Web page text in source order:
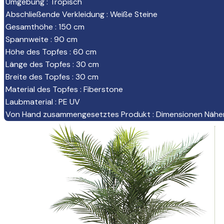
Abschließende Verkleidung: Weiße Steine
Gesamthöhe : 150 cm
Spannweite : 90 cm
Höhe des Topfes : 60 cm
Länge des Topfes : 30 cm
Breite des Topfes : 30 cm
Material des Topfes : Fiberstone
Laubmaterial : PE UV
Von Hand zusammengesetztes Produkt : Dimensionen